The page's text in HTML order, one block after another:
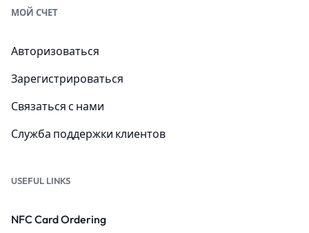
МОЙ СЧЕТ
Авторизоваться
Зарегистрироваться
Связаться с нами
Служба поддержки клиентов
USEFUL LINKS
NFC Card Ordering